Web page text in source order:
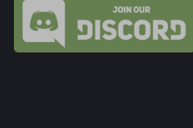
Ghosteron
"Документы/my
hell/log/...".
vodan bratan:а как открыть